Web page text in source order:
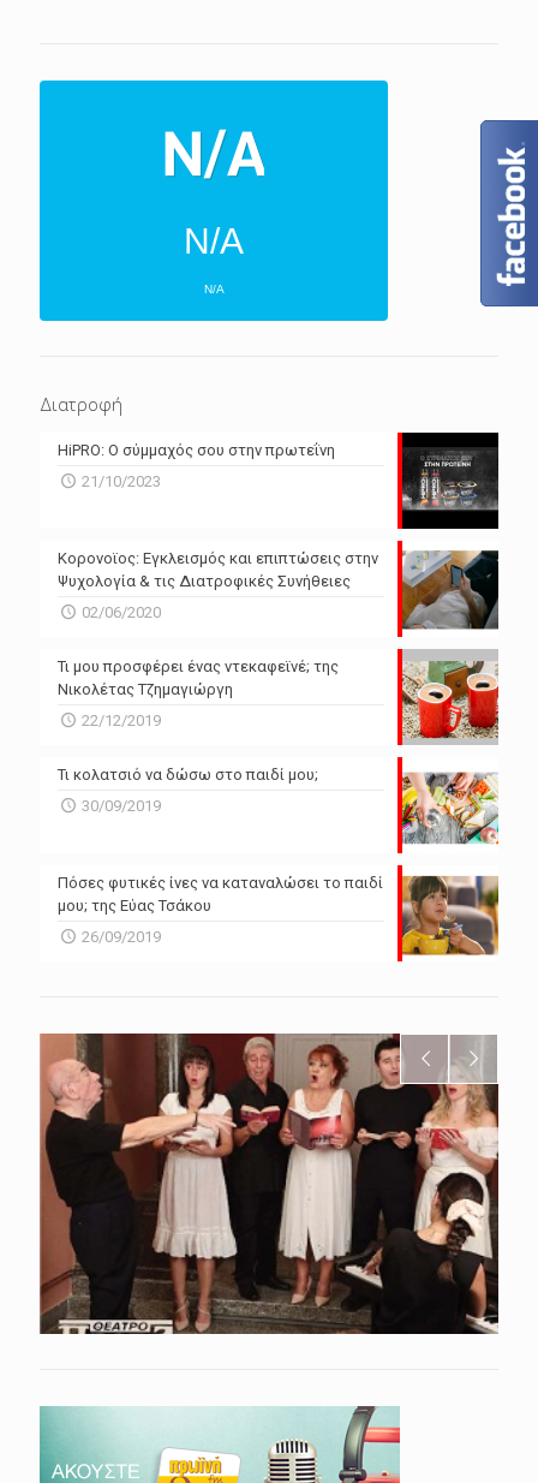
N/A
N/A
N/A
Powered by Forecast.io
Διατροφή
HiPRO: Ο σύμμαχός σου στην πρωτεΐνη
21/10/2023
Κορονοϊος: Εγκλεισμός και επιπτώσεις στην
Ψυχολογία & τις Διατροφικές Συνήθειες
02/06/2020
Τι μου προσφέρει ένας ντεκαφεϊνέ; της
Νικολέτας Τζημαγιώργη
22/12/2019
Τι κολατσιό να δώσω στο παιδί μου;
30/09/2019
Πόσες φυτικές ίνες να καταναλώσει το παιδί
μου; της Εύας Τσάκου
26/09/2019